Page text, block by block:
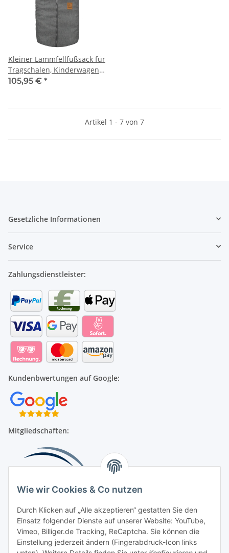
Wie wir Cookies & Co nutzen
Durch Klicken auf „Alle akzeptieren“ gestatten Sie den
Einsatz folgender Dienste auf unserer Website: YouTube,
Vimeo, Billiger.de Tracking, ReCaptcha. Sie können die
Einstellung jederzeit ändern (Fingerabdruck-Icon links
Kleiner Lammfellfußsack für
Tragschalen, Kinderwagen
und Autositze der Gruppen
105,95 € *
Artikel 1 - 7 von 7
Gesetzliche Informationen
Service
Zahlungsdienstleister:
Kundenbwertungen auf Google:
Mitgliedschaften:
Beliebte Kategorien
Kompressionsversorgung